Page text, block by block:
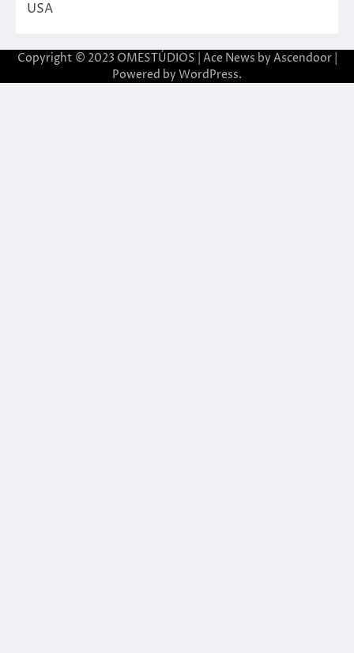
USA
Copyright © 2023 OMESTÚDIOS | Ace News by Ascendoor|
Powered by WordPress.